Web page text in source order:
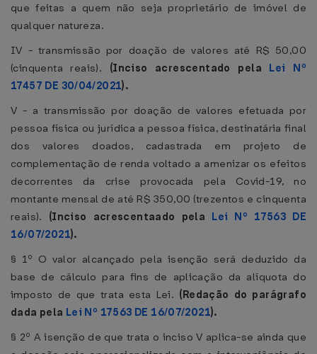
que feitas a quem não seja proprietário de imóvel de
qualquer natureza.
IV - transmissão por doação de valores até R$ 50,00
(cinquenta reais). (Inciso acrescentado pela Lei Nº
17457 DE 30/04/2021).
V - a transmissão por doação de valores efetuada por
pessoa física ou jurídica a pessoa física, destinatária final
dos valores doados, cadastrada em projeto de
complementação de renda voltado a amenizar os efeitos
decorrentes da crise provocada pela Covid-19, no
montante mensal de até R$ 350,00 (trezentos e cinquenta
reais). (Inciso acrescentaado pela Lei Nº 17563 DE
16/07/2021).
§ 1º O valor alcançado pela isenção será deduzido da
base de cálculo para fins de aplicação da alíquota do
imposto de que trata esta Lei. (Redação do parágrafo
dada pela Lei Nº 17563 DE 16/07/2021).
§ 2º A isenção de que trata o inciso V aplica-se ainda que